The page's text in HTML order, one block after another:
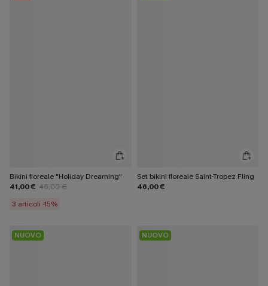
Bikini floreale "Holiday Dreaming"
41,00 € 46,00 €
3 articoli -15%
Set bikini floreale Saint-Tropez Fling
46,00 €
NUOVO NUOVO